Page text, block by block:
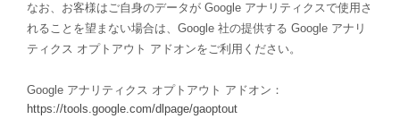
なお、お客様はご自身のデータが Google アナリティクスで使用さ
れることを望まない場合は、Google 社の提供する Google アナリ
ティクス オプトアウト アドオンをご利用ください。
Google アナリティクス オプトアウト アドオン：
https://tools.google.com/dlpage/gaoptout